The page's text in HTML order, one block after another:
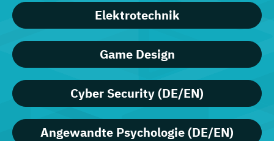
Elektrotechnik
Game Design
Cyber Security (DE/EN)
Angewandte Psychologie (DE/EN)